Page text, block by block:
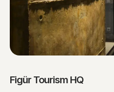
Figür Tourism HQ